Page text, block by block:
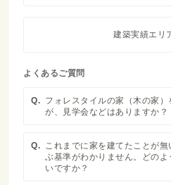
建築実績エリ
よくあるご質問
Q. フォレスタイルの家（木の家
が、見学会などはありますか？
Q. これまでに家を建てたことが
ぶ基準がわかりません。どの
いですか？